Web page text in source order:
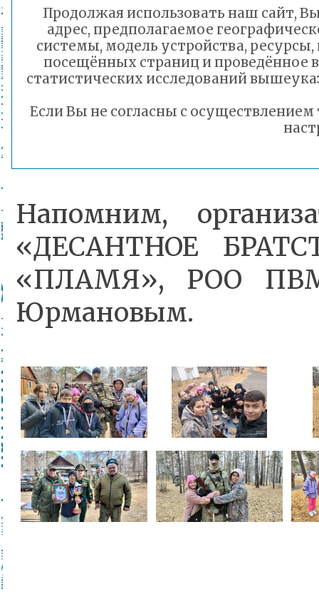
По итогам первое
команды школы
получили из рук
Руководитель
Напомним,
«ДЕСАНТНОЕ
«ПЛАМЯ», РОО
Юрмановым.
Продолжая использовать наш сайт,
адрес, предполагаемое
системы, модель устройства,
посещённых страниц и проведённое
статистических исследований
Если Вы не согласны с